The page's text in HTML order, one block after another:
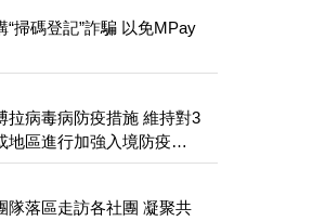
掃碼登記”詐騙 以免MPay
拉病毒病防疫措施 維持對3
地區進行加強入境防疫措
隊落區走訪各社團 凝聚共